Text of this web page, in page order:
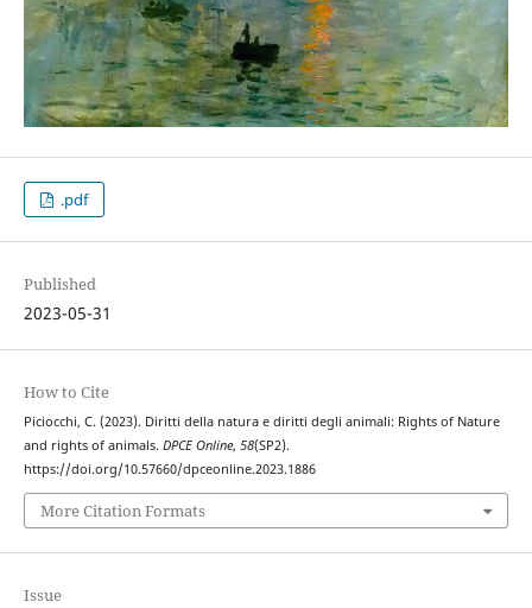
.pdf
Published
2023-05-31
How to Cite
Piciocchi, C. (2023). Diritti della natura e diritti degli animali: Rights of Nature
and rights of animals. DPCE Online, 58(SP2).
https://doi.org/10.57660/dpceonline.2023.1886
More Citation Formats
Issue